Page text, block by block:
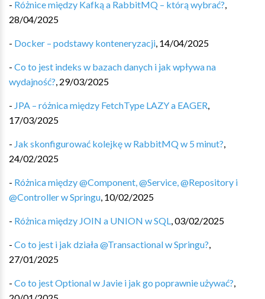
- Różnice między Kafką a RabbitMQ – którą wybrać?,
28/04/2025
- Docker – podstawy konteneryzacji, 14/04/2025
- Co to jest indeks w bazach danych i jak wpływa na
wydajność?, 29/03/2025
- JPA – różnica między FetchType LAZY a EAGER,
17/03/2025
- Jak skonfigurować kolejkę w RabbitMQ w 5 minut?,
24/02/2025
- Różnica między @Component, @Service, @Repository i
@Controller w Springu, 10/02/2025
- Różnica między JOIN a UNION w SQL,03/02/2025
- Co to jest i jak działa @Transactional w Springu?,
27/01/2025
- Co to jest Optional w Javie i jak go poprawnie używać?,